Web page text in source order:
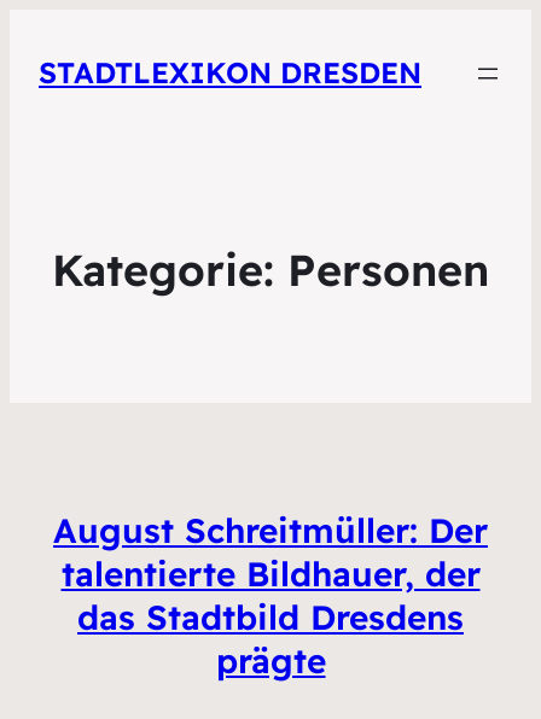
STADTLEXIKON DRESDEN
Kategorie: Personen
August Schreitmüller: Der
talentierte Bildhauer, der
das Stadtbild Dresdens
prägte